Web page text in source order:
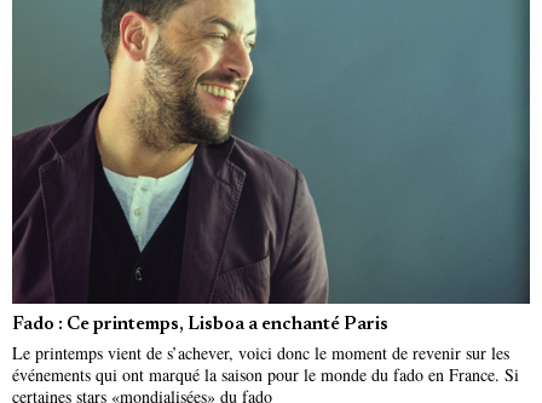
Fado : Ce printemps, Lisboa a enchanté Paris
Le printemps vient de s’achever, voici donc le moment de revenir sur les
événements qui ont marqué la saison pour le monde du fado en France. Si
certaines stars «mondialisées» du fado